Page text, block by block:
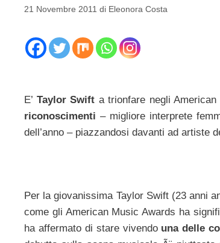
21 Novembre 2011 di Eleonora Costa
E’ Taylor Swift a trionfare negli
riconoscimenti – migliore interprete
dell’anno – piazzandosi davanti ad artiste
Per la giovanissima Taylor Swift (23 anni
come gli American Music Awards ha
ha affermato di stare vivendo una delle